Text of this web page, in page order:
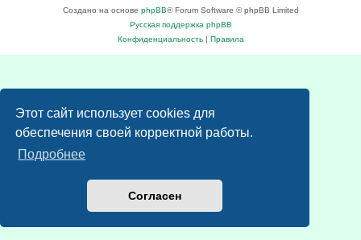
Этот сайт использует cookies для
обеспечения своей корректной работы.
Подробнее
Согласен
Создано на основе phpBB® Forum Software © phpBB Limited
Русская поддержка phpBB
Конфиденциальность| Правила